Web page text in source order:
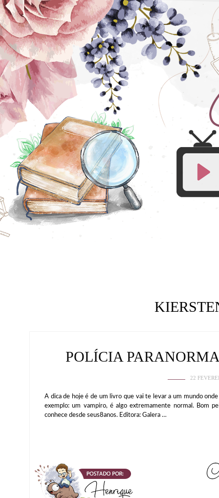
POLÍCIA
22
A dica de hoje é de um livro que vai te levar a um mundo
exemplo: um vampiro, é algo extremamente normal. Bom
conhece desde seus8anos. Editora: Galera …